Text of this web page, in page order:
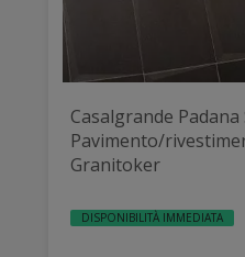
Casalgrande Padana
Pavimento/
Granitoker
DISPONIBILITÀ IMMEDIATA